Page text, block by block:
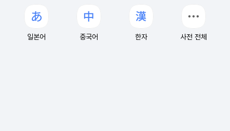
일본어 중국어 한자 사전 전체